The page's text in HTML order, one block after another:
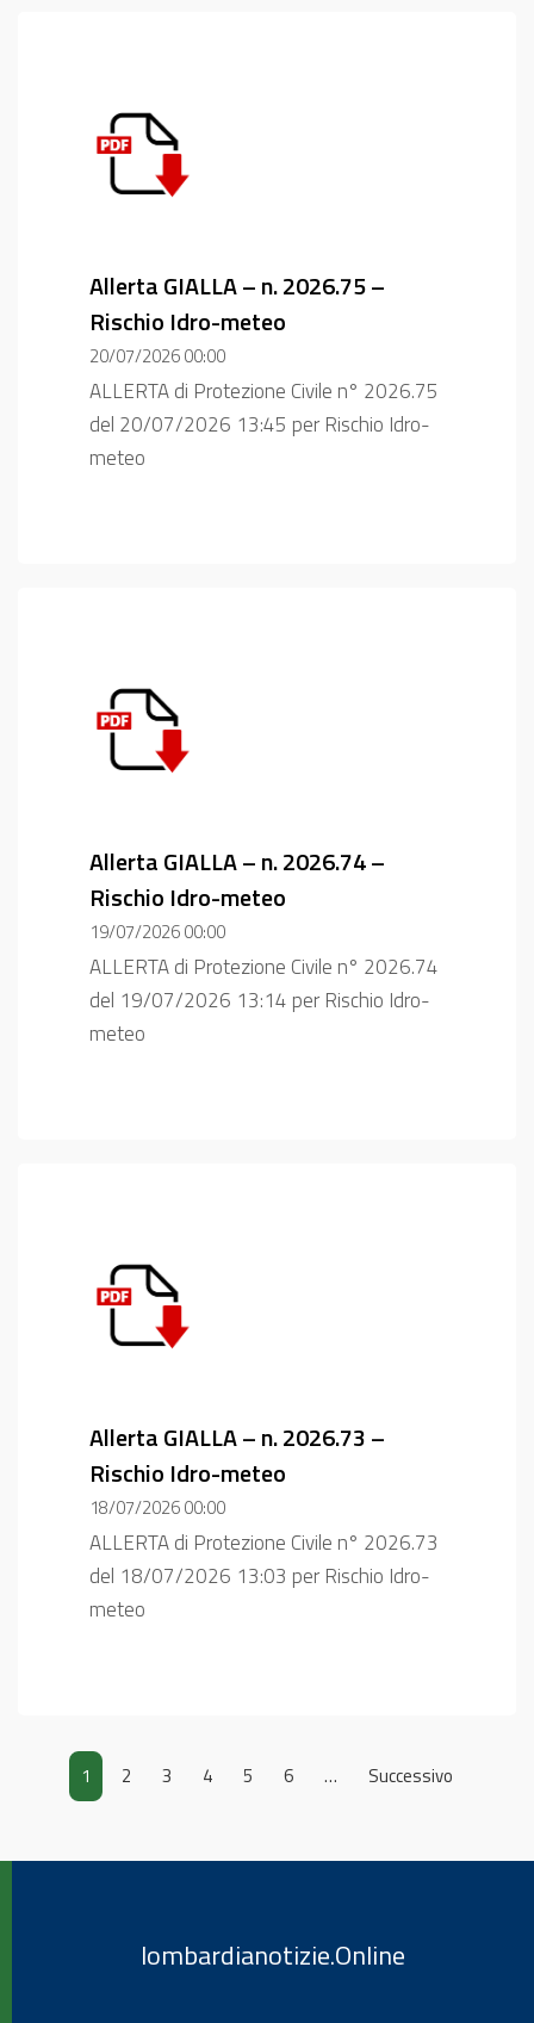
Allerta GIALLA – n. 2026.75 –
Rischio Idro-meteo
20/07/2026 00:00
ALLERTA di Protezione Civile n° 2026.75
del 20/07/2026 13:45 per Rischio Idro-
meteo
Allerta GIALLA – n. 2026.74 –
Rischio Idro-meteo
19/07/2026 00:00
ALLERTA di Protezione Civile n° 2026.74
del 19/07/2026 13:14 per Rischio Idro-
meteo
Allerta GIALLA – n. 2026.73 –
Rischio Idro-meteo
18/07/2026 00:00
ALLERTA di Protezione Civile n° 2026.73
del 18/07/2026 13:03 per Rischio Idro-
meteo
1 2 3 4 5 6 … Successivo
lombardianotizie.Online